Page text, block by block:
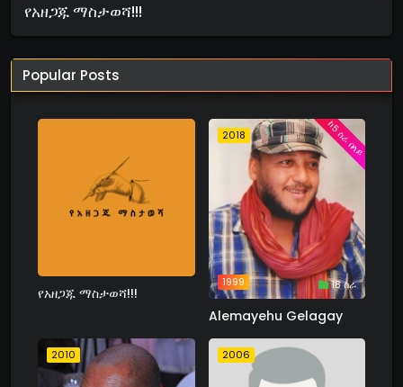
የአዘጋጁ ማስታወሻ!!!
Popular Posts
የአዘጋጁ ማስታወሻ!!!
2018
1999 18 ስራ
ከ5 ስራ በላይ
Alemayehu Gelagay
2010 2006